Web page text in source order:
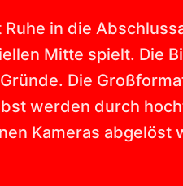
in die
Mitte spielt. Die
Die
werden durch
Kameras abgelöst